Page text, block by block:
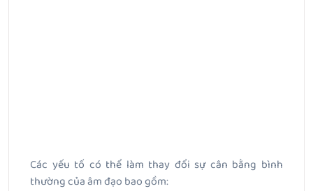
Các yếu tố có thể làm thay đổi sự cân bằng bình
thường của âm đạo bao gồm: